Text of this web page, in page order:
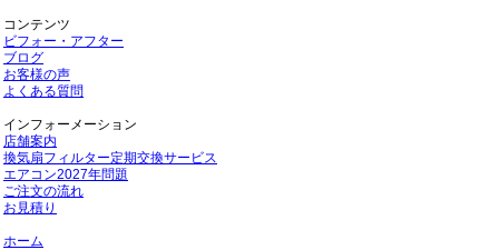
コンテンツ
ビフォー・アフター
ブログ
お客様の声
よくある質問
インフォーメーション
店舗案内
換気扇フィルター定期交換サービス
エアコン2027年問題
ご注文の流れ
お見積り
ホーム